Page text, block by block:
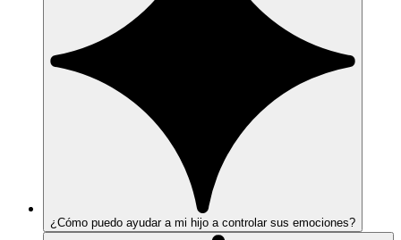
¿Cómo puedo ayudar a mi hijo a controlar sus emociones?